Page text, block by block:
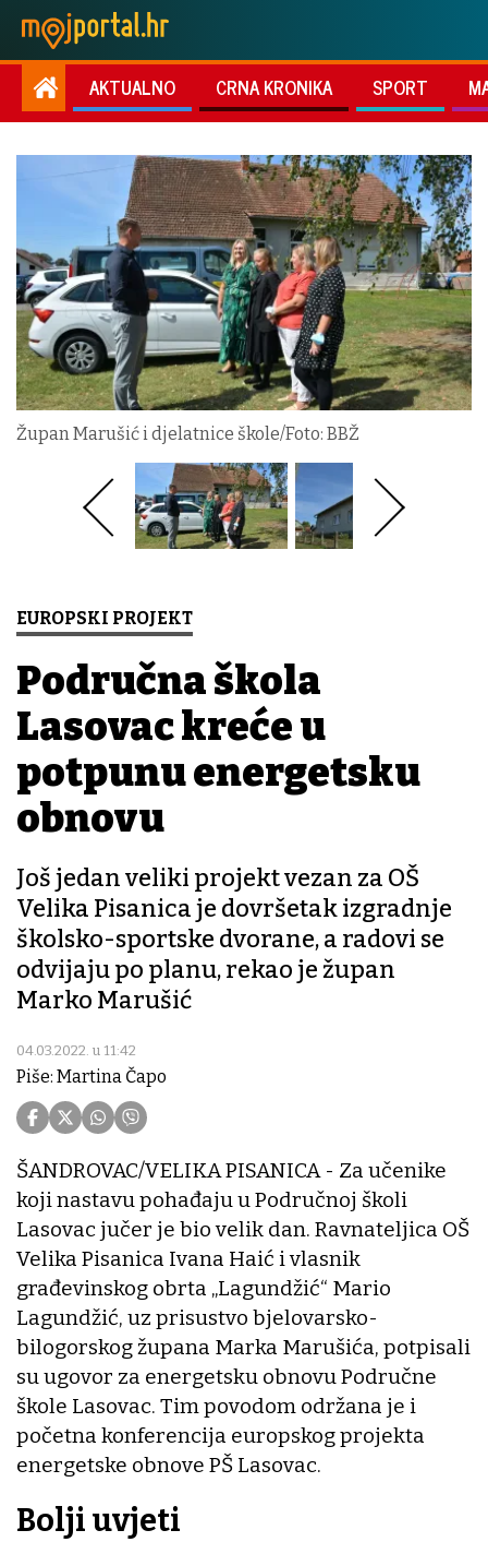
AKTUALNO CRNA KRONIKA SPORT
Župan Marušić i djelatnice škole/Foto: BBŽ
EUROPSKI PROJEKT
Područna škola
Lasovac kreće u
potpunu energetsku
obnovu
Još jedan veliki projekt vezan za OŠ
Velika Pisanica je dovršetak izgradnje
školsko-sportske dvorane, a radovi se
odvijaju po planu, rekao je župan
Marko Marušić
04.03.2022. u 11:42
Piše: Martina Čapo
ŠANDROVAC/VELIKA PISANICA - Za učenike
koji nastavu pohađaju u Područnoj školi
Lasovac jučer je bio velik dan. Ravnateljica OŠ
Velika Pisanica Ivana Haić i vlasnik
građevinskog obrta „Lagundžić“ Mario
Lagundžić, uz prisustvo bjelovarsko-
bilogorskog župana Marka Marušića, potpisali
su ugovor za energetsku obnovu Područne
škole Lasovac. Tim povodom održana je i
početna konferencija europskog projekta
energetske obnove PŠ Lasovac.
Bolji uvjeti